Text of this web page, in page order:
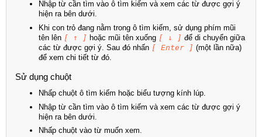
Nhập từ cần tìm vào ô tìm kiếm và xem các từ được gợi ý
hiện ra bên dưới.
Khi con trỏ đang nằm trong ô tìm kiếm, sử dụng phím mũi
tên lên [ ↑ ] hoặc mũi tên xuống [ ↓ ] để di chuyển giữa
các từ được gợi ý. Sau đó nhấn [ Enter ] (một lần nữa)
để xem chi tiết từ đó.
Sử dụng chuột
Nhấp chuột ô tìm kiếm hoặc biểu tượng kính lúp.
Nhập từ cần tìm vào ô tìm kiếm và xem các từ được gợi ý
hiện ra bên dưới.
Nhấp chuột vào từ muốn xem.